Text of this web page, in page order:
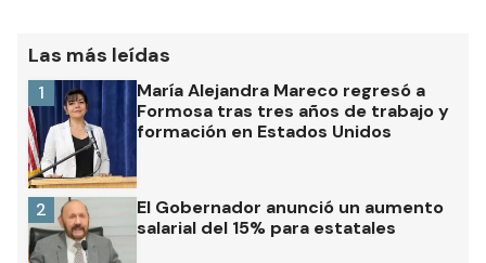
Las más leídas
María Alejandra Mareco regresó a
Formosa tras tres años de trabajo y
formación en Estados Unidos
1
El Gobernador anunció un aumento
salarial del 15% para estatales
2